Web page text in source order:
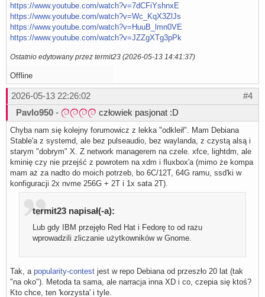
https://www.youtube.com/watch?v=7dCFiYshnxE
https://www.youtube.com/watch?v=Wc_KqX3ZlJs
https://www.youtube.com/watch?v=HuuB_lmn0VE
https://www.youtube.com/watch?v=JZZgXTg3pPk
Ostatnio edytowany przez termit23 (2026-05-13 14:41:37)
Offline
#4
2026-05-13 22:26:02
Pavlo950 - człowiek pasjonat :D
Chyba nam się kolejny forumowicz z lekka "odkleił". Mam Debiana
Stable'a z systemd, ale bez pulseaudio, bez waylanda, z czystą alsą i
starym "dobrym" X. Z network managerem na czele. xfce, lightdm, ale
kminię czy nie przejść z powrotem na xdm i fluxbox'a (mimo że kompa
mam aż za nadto do moich potrzeb, bo 6C/12T, 64G ramu, ssd'ki w
konfiguracji 2x nvme 256G + 2T i 1x sata 2T).
termit23 napisał(-a):
Lub gdy IBM przejęło Red Hat i Fedorę to od razu
wprowadzili zliczanie użytkowników w Gnome.
Tak, a popularity-contest jest w repo Debiana od przeszło 20 lat (tak
"na oko"). Metoda ta sama, ale narracja inna XD i co, czepia się ktoś?
Kto chce, ten 'korzysta' i tyle.